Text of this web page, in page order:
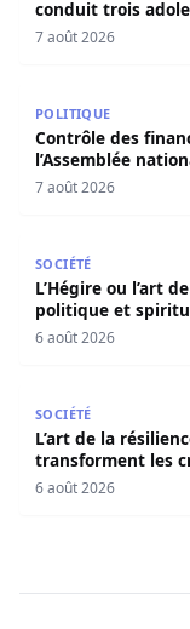
conduit trois
7 août 2026
POLITIQUE
Contrôle des
l’Assemblée
extraordinaire
7 août 2026
SOCIÉTÉ
L’Hégire ou l’art
politique et
6 août 2026
SOCIÉTÉ
L’art de la
transforment les
6 août 2026